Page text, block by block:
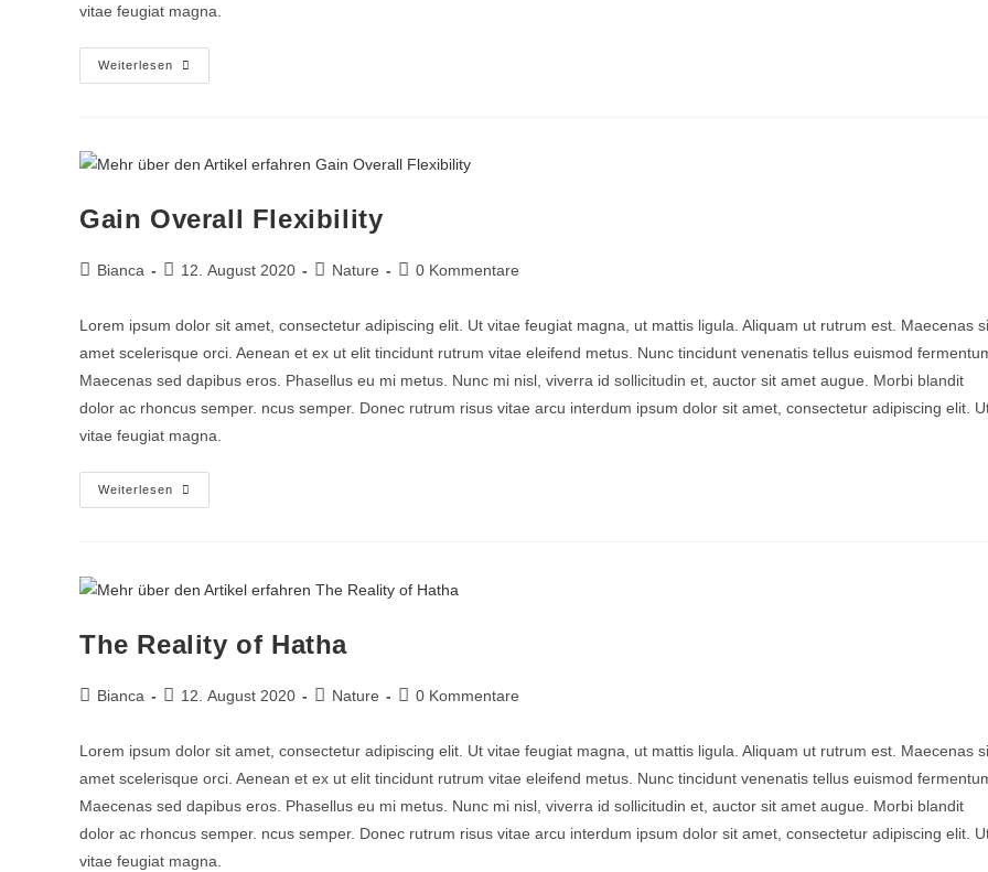
vitae feugiat magna.
Weiterlesen
Gain Overall Flexibility
Bianca 12. August 2020 Nature 0 Kommentare
Lorem ipsum dolor sit amet, consectetur adipiscing elit. Ut vitae feugiat magna, ut mattis ligula. Aliquam ut rutrum est. Maecenas
amet scelerisque orci. Aenean et ex ut elit tincidunt rutrum vitae eleifend metus. Nunc tincidunt venenatis tellus euismod
Maecenas sed dapibus eros. Phasellus eu mi metus. Nunc mi nisl, viverra id sollicitudin et, auctor sit amet augue. Morbi blandit
dolor ac rhoncus semper. ncus semper. Donec rutrum risus vitae arcu interdum ipsum dolor sit amet, consectetur adipiscing elit.
vitae feugiat magna.
Weiterlesen
The Reality of Hatha
Bianca 12. August 2020 Nature 0 Kommentare
Lorem ipsum dolor sit amet, consectetur adipiscing elit. Ut vitae feugiat magna, ut mattis ligula. Aliquam ut rutrum est. Maecenas
amet scelerisque orci. Aenean et ex ut elit tincidunt rutrum vitae eleifend metus. Nunc tincidunt venenatis tellus euismod
Maecenas sed dapibus eros. Phasellus eu mi metus. Nunc mi nisl, viverra id sollicitudin et, auctor sit amet augue. Morbi blandit
dolor ac rhoncus semper. ncus semper. Donec rutrum risus vitae arcu interdum ipsum dolor sit amet, consectetur adipiscing elit.
vitae feugiat magna.